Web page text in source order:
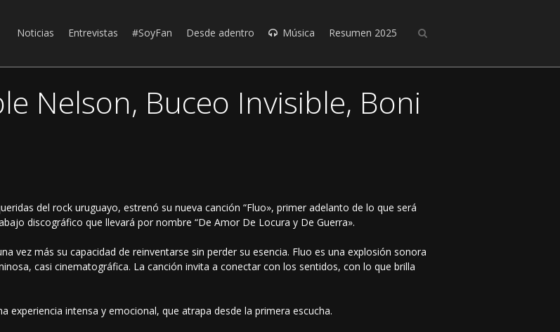
Noticias Entrevistas #SoyFan Desde adentro Música Resumen 2025
Nelson, Buceo Invisible, Boni
del rock uruguayo, estrenó su nueva canción “Fluo», primer adelanto de lo que será
discográfico que llevará por nombre “De Amor De Locura y De Guerra».
vez más su capacidad de reinventarse sin perder su esencia. Fluo es una explosión sonora
casi cinematográfica. La canción invita a conectar con los sentidos, con lo que brilla
experiencia intensa y emocional, que atrapa desde la primera escucha.